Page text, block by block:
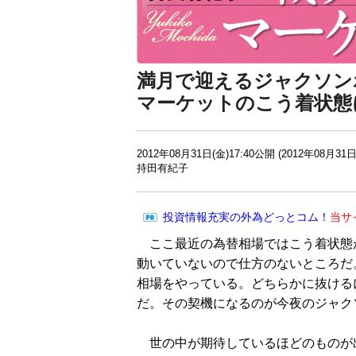
満月で迎えるジャクソ
マーケットのこう着状
2012年08月31日(金)17:40公開 (2012年08月31
持田有紀子
投資情報充実の外為どっとコム！ 当サ
ここ最近の為替相場ではこう着状
動いていないので仕方のないところ
相場をやっている。どちらかに抜け
だ。その契機になるのが今夜のジャ
世の中が期待しているほどのもの